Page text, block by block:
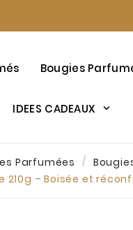
Bougies
IDEES CADEAUX
Parfumées
– Boisée et